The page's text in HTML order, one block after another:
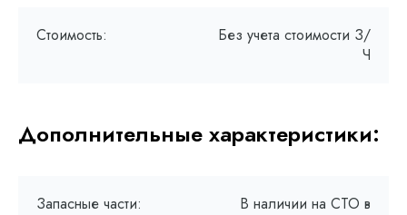
Стоимость:
Без учета стоимости З/
Ч
Дополнительные характеристики:
Запасные части:
В наличии на СТО в